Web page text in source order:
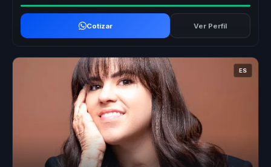
Cotizar Ver Perfil
ES